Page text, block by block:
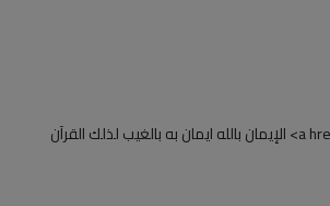
‏‪<a href="https://www.youtube.com/watch?v=fhN0PsL1MHc&amp;t=536">8:56</a>‬‏ الإيمان بالله ايمان به بالغيب لذلك القرآن